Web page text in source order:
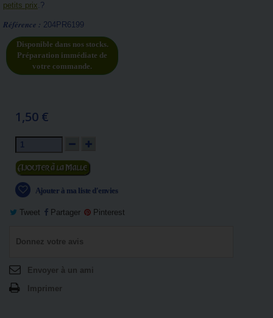
petits prix.?
Référence : 204PR6199
Disponible dans nos stocks.
Préparation immédiate de
votre commande.
1,50 €
Ajouter au panier
Ajouter à ma liste d'envies
Tweet Partager Pinterest
Donnez votre avis
Envoyer à un ami
Imprimer